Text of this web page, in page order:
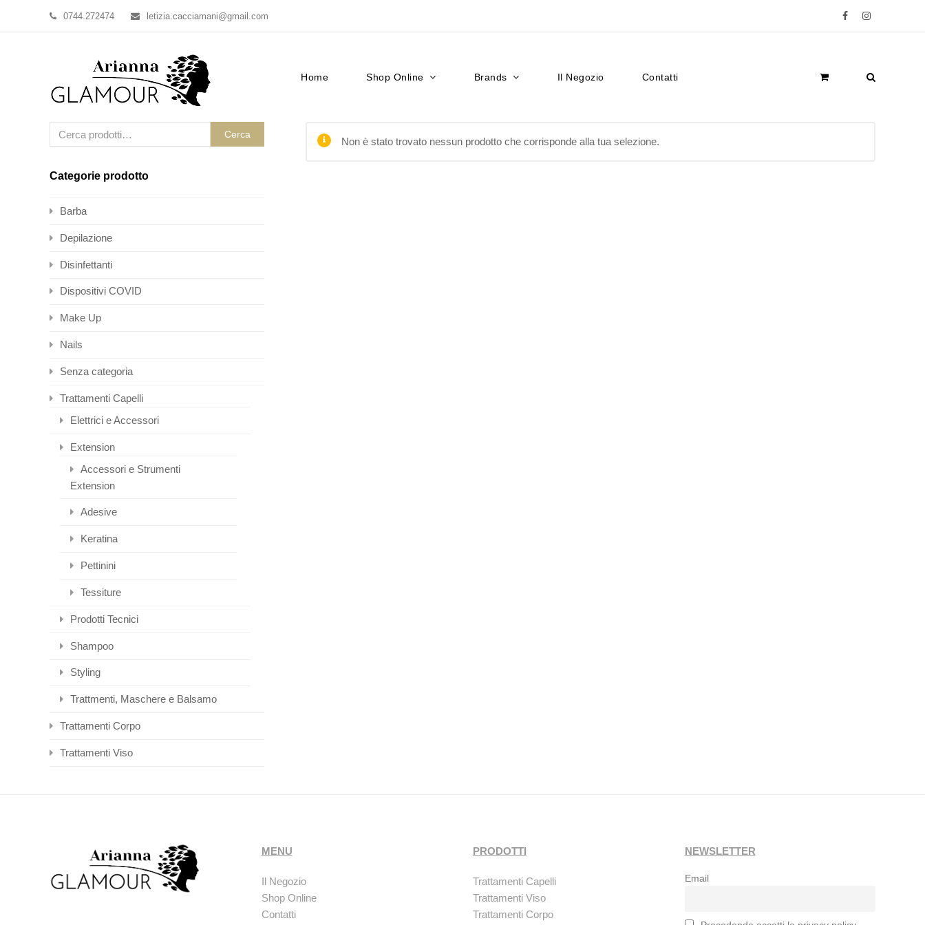
0744.272474 letizia.cacciamani@gmail.com FacebookInstagram
Home Shop Online Brands Il Negozio Contatti
Non è stato trovato nessun prodotto che corrisponde alla tua selezione.
Cerca
Categorie prodotto
Barba
Depilazione
Disinfettanti
Dispositivi COVID
Make Up
Nails
Senza categoria
Trattamenti Capelli
Elettrici e Accessori
Extension
Accessori e Strumenti
Extension
Adesive
Keratina
Pettinini
Tessiture
Prodotti Tecnici
Shampoo
Styling
Trattmenti, Maschere e Balsamo
Trattamenti Corpo
Trattamenti Viso
MENU
Il Negozio
Shop Online
Contatti
PRODOTTI
Trattamenti Capelli
Trattamenti Viso
Trattamenti Corpo
NEWSLETTER
Email